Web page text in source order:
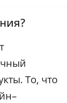
То, что